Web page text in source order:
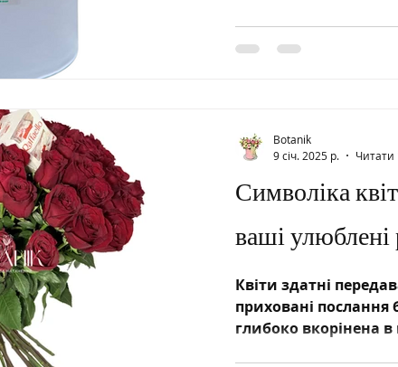
Символіка
ваші
Квіти здатні
приховані послання
глибоко вкорінена в
Botanik
9 січ. 2025 р.
Читати